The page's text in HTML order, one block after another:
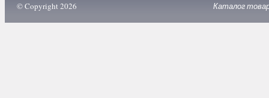
© Copyright 2026 Каталог